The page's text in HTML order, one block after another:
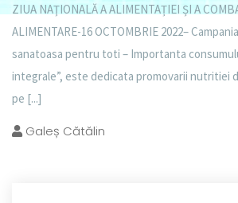
ZIUA NAŢIONALĂ A ALIMENTAȚIEI ȘI A
ALIMENTARE-16 OCTOMBRIE 2022–
sanatoasa pentru toti – Importanta
integrale”, este dedicata promovarii nutritiei
pe [...]
Galeș Cătălin